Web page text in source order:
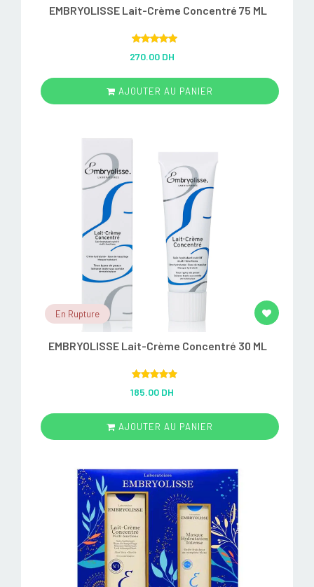
EMBRYOLISSE Lait-Crème Concentré 75 ML
out of 5
270.00 DH
AJOUTER AU PANIER
En Rupture
EMBRYOLISSE Lait-Crème Concentré 30 ML
out of 5
185.00 DH
AJOUTER AU PANIER